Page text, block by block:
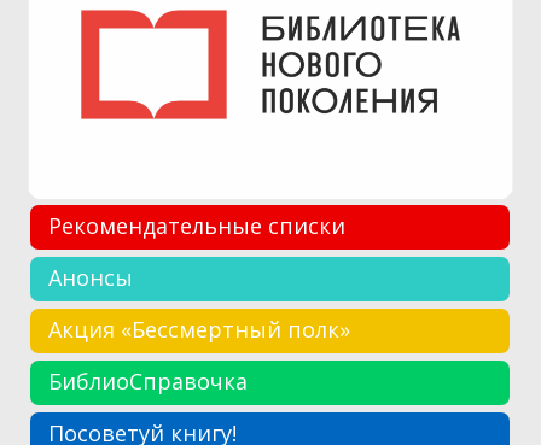
Рекомендательные списки
Анонсы
Акция «Бессмертный полк»
БиблиоСправочка
Посоветуй книгу!